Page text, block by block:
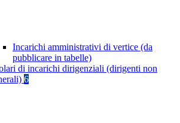
Incarichi amministrativi di vertice (da
pubblicare in tabelle)
di incarichi dirigenziali (dirigenti non
6